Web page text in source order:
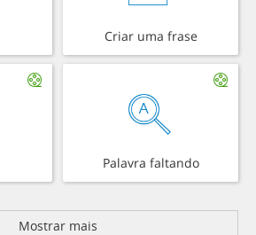
Criar uma frase
Palavra faltando
Mostrar mais